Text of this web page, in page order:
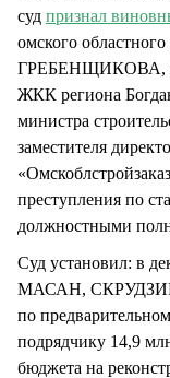
суд признал
омского
ГРЕБЕНЩИКОВА,
ЖКК региона
министра
заместителя
преступления по
должностными
Суд установил: в
МАСАН, СКРУДЗИН
по
подрядчику 14,9
бюджета на